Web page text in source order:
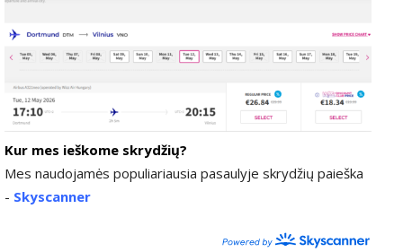
Kur mes ieškome skrydžių?
Mes naudojamės populiariausia pasaulyje skrydžių paieška
- Skyscanner